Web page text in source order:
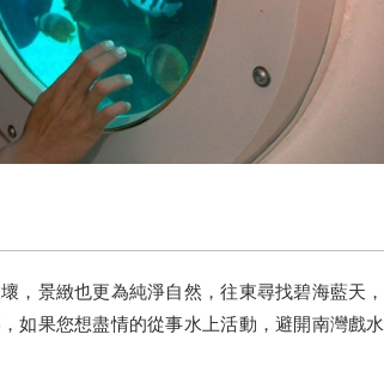
，景緻也更為純淨自然，往東尋找碧海藍天，
如果您想盡情的從事水上活動，避開南灣戲水